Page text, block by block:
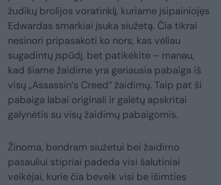
žudikų brolijos voratinklį, kuriame įsipainiojęs
Edwardas smarkiai įsuka siužetą. Čia tikrai
nesinori pripasakoti ko nors, kas vėliau
sugadintų įspūdį, bet patikėkite – manau,
kad šiame žaidime yra geriausia pabaiga iš
visų „Assassin‘s Creed“ žaidimų. Taip pat ši
pabaiga labai originali ir galėtų apskritai
galynėtis su visų žaidimų pabaigomis.
Žinoma, bendram siužetui bei žaidimo
pasauliui stipriai padeda visi šalutiniai
veikėjai, kurie čia beveik visi be išimties